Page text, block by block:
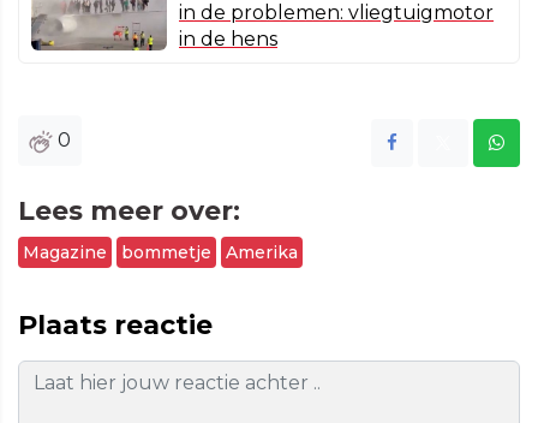
in de problemen: vliegtuigmotor
in de hens
0
Lees meer over:
Magazine bommetje Amerika
Plaats reactie